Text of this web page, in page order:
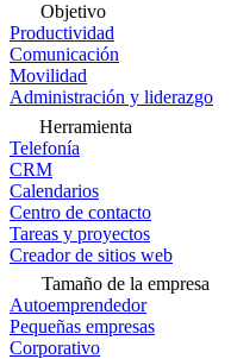
Objetivo
Productividad
Comunicación
Movilidad
Administración y liderazgo
Herramienta
Telefonía
CRM
Calendarios
Centro de contacto
Tareas y proyectos
Creador de sitios web
Tamaño de la empresa
Autoemprendedor
Pequeñas empresas
Corporativo